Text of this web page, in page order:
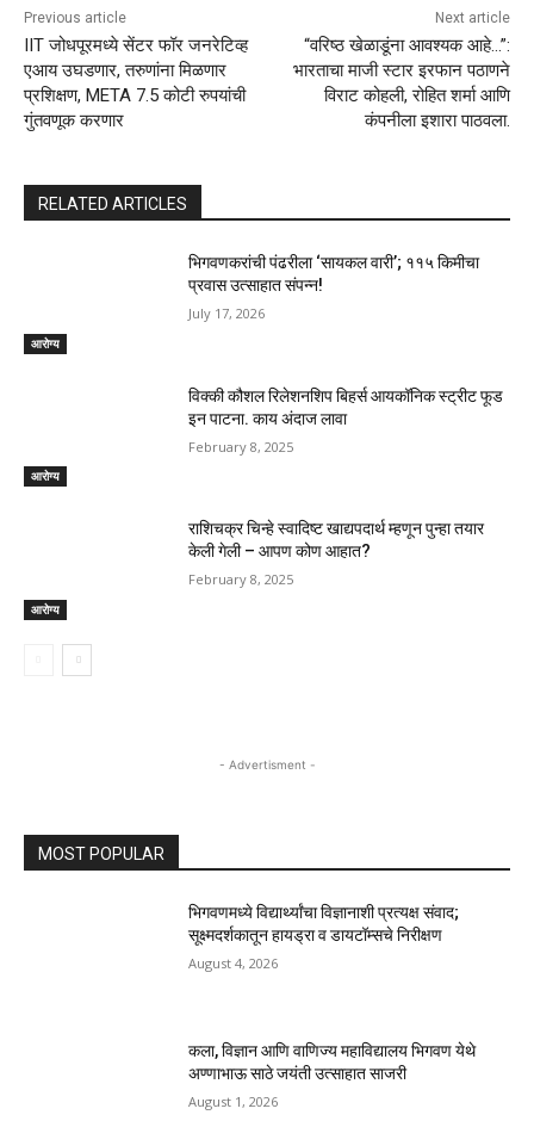
Previous article
IIT जोधपूरमध्ये सेंटर फॉर जनरेटिव्ह
एआय उघडणार, तरुणांना मिळणार
प्रशिक्षण, META 7.5 कोटी रुपयांची
गुंतवणूक करणार
Next article
“वरिष्ठ खेळाडूंना आवश्यक आहे…”:
भारताचा माजी स्टार इरफान पठाणने
विराट कोहली, रोहित शर्मा आणि
कंपनीला इशारा पाठवला.
RELATED ARTICLES
आरोग्य
भिगवणकरांची पंढरीला ‘सायकल वारी’; ११५ किमीचा
प्रवास उत्साहात संपन्न!
July 17, 2026
आरोग्य
विक्की कौशल रिलेशनशिप बिहर्स आयकॉनिक स्ट्रीट फूड
इन पाटना. काय अंदाज लावा
February 8, 2025
आरोग्य
राशिचक्र चिन्हे स्वादिष्ट खाद्यपदार्थ म्हणून पुन्हा तयार
केली गेली – आपण कोण आहात?
February 8, 2025
- Advertisment -
MOST POPULAR
भिगवणमध्ये विद्यार्थ्यांचा विज्ञानाशी प्रत्यक्ष संवाद;
सूक्ष्मदर्शकातून हायड्रा व डायटॉम्सचे निरीक्षण
August 4, 2026
कला, विज्ञान आणि वाणिज्य महाविद्यालय भिगवण येथे
अण्णाभाऊ साठे जयंती उत्साहात साजरी
August 1, 2026